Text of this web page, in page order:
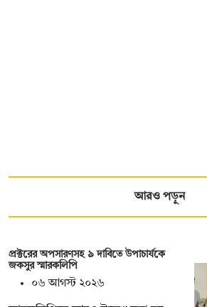
আরও পড়ুন
প্রক্টরের অপসারণসহ ৯ দাবিতে উপাচার্যকে
জকসুর স্মারকলিপি
০৬ আগস্ট ২০২৬